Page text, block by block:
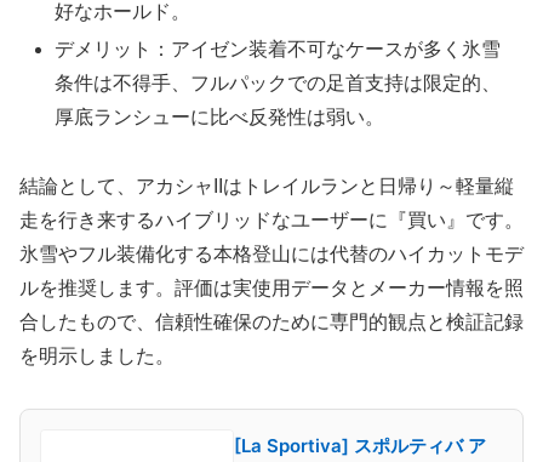
好なホールド。
デメリット：アイゼン装着不可なケースが多く氷雪
条件は不得手、フルパックでの足首支持は限定的、
厚底ランシューに比べ反発性は弱い。
結論として、アカシャIIはトレイルランと日帰り～軽量縦
走を行き来するハイブリッドなユーザーに『買い』です。
氷雪やフル装備化する本格登山には代替のハイカットモデ
ルを推奨します。評価は実使用データとメーカー情報を照
合したもので、信頼性確保のために専門的観点と検証記録
を明示しました。
[La Sportiva] スポルティバ ア